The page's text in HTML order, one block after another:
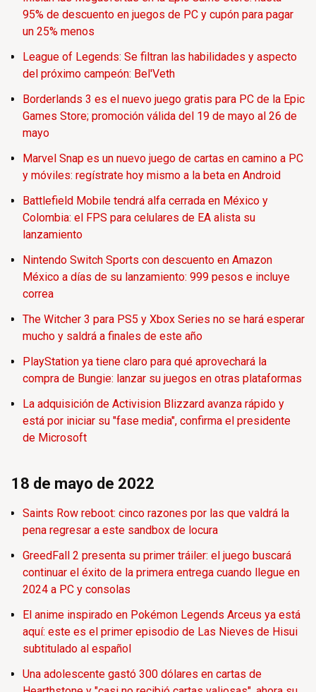
95% de descuento en juegos de PC y cupón para pagar
un 25% menos
League of Legends: Se filtran las habilidades y aspecto
del próximo campeón: Bel'Veth
Borderlands 3 es el nuevo juego gratis para PC de la Epic
Games Store; promoción válida del 19 de mayo al 26 de
mayo
Marvel Snap es un nuevo juego de cartas en camino a PC
y móviles: regístrate hoy mismo a la beta en Android
Battlefield Mobile tendrá alfa cerrada en México y
Colombia: el FPS para celulares de EA alista su
lanzamiento
Nintendo Switch Sports con descuento en Amazon
México a días de su lanzamiento: 999 pesos e incluye
correa
The Witcher 3 para PS5 y Xbox Series no se hará esperar
mucho y saldrá a finales de este año
PlayStation ya tiene claro para qué aprovechará la
compra de Bungie: lanzar su juegos en otras plataformas
La adquisición de Activision Blizzard avanza rápido y
está por iniciar su "fase media", confirma el presidente
de Microsoft
18 de mayo de 2022
Saints Row reboot: cinco razones por las que valdrá la
pena regresar a este sandbox de locura
GreedFall 2 presenta su primer tráiler: el juego buscará
continuar el éxito de la primera entrega cuando llegue en
2024 a PC y consolas
El anime inspirado en Pokémon Legends Arceus ya está
aquí: este es el primer episodio de Las Nieves de Hisui
subtitulado al español
Una adolescente gastó 300 dólares en cartas de